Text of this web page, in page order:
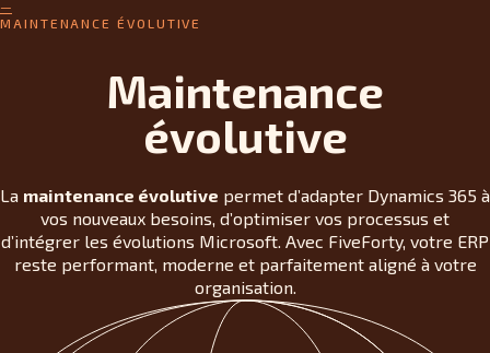
MAINTENANCE ÉVOLUTIVE
Maintenance
évolutive
La maintenance évolutive permet d’adapter Dynamics 365 à
vos nouveaux besoins, d’optimiser vos processus et
d’intégrer les évolutions Microsoft. Avec FiveForty, votre ERP
reste performant, moderne et parfaitement aligné à votre
organisation.